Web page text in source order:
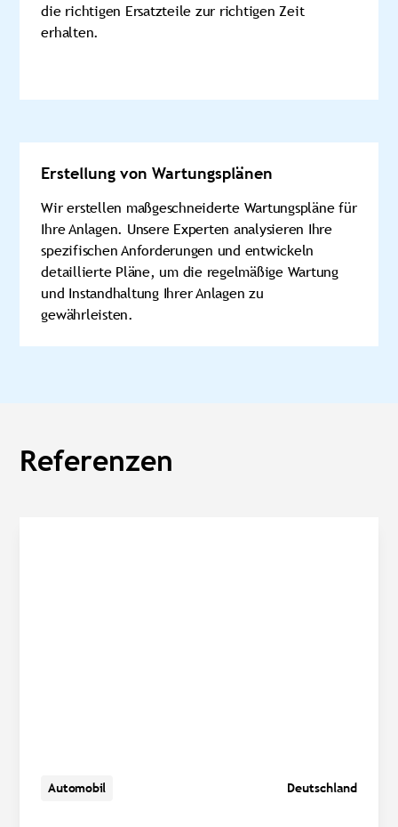
die richtigen Ersatzteile zur richtigen Zeit
erhalten.
Erstellung von Wartungsplänen
Wir erstellen maßgeschneiderte Wartungspläne für
Ihre Anlagen. Unsere Experten analysieren Ihre
spezifischen Anforderungen und entwickeln
detaillierte Pläne, um die regelmäßige Wartung
und Instandhaltung Ihrer Anlagen zu
gewährleisten.
Referenzen
Automobil Deutschland